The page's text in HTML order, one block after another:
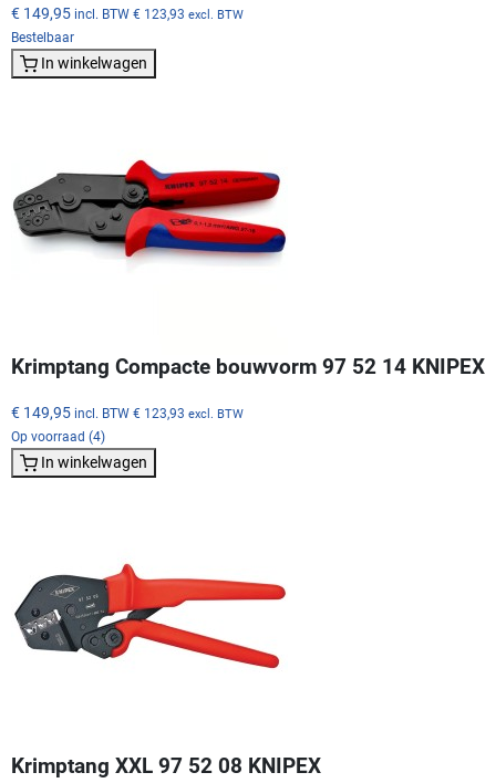
€ 149,95 incl. BTW € 123,93 excl. BTW
Bestelbaar
In winkelwagen
Krimptang Compacte bouwvorm 97 52 14 KNIPEX
€ 149,95 incl. BTW € 123,93 excl. BTW
Op voorraad (4)
In winkelwagen
Krimptang XXL 97 52 08 KNIPEX